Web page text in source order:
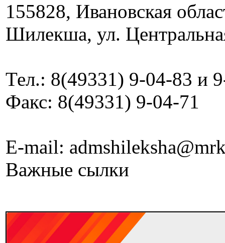
155828, Ивановская
Шилекша, ул.
Тел.: 8(49331) 9-04-83 и
Факс: 8(49331) 9-04-71
E-mail:
Важные сылки